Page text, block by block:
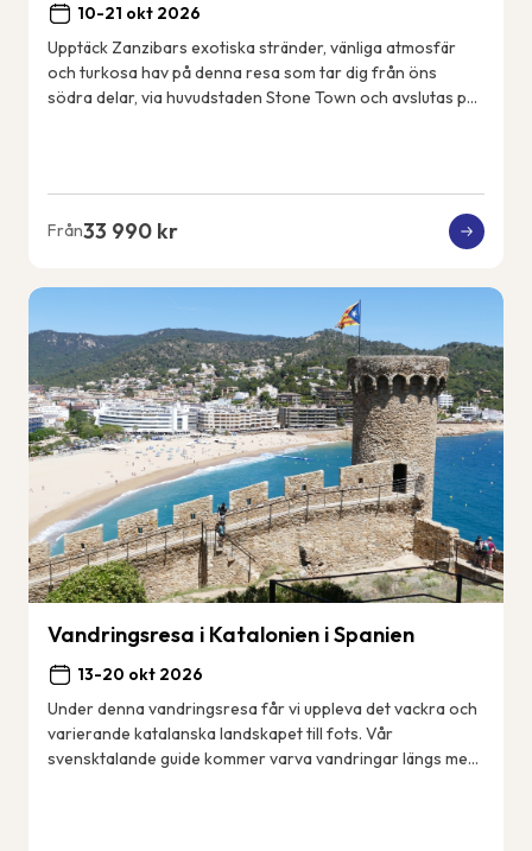
10-21 okt 2026
Upptäck Zanzibars exotiska stränder, vänliga atmosfär
och turkosa hav på denna resa som tar dig från öns
södra delar, via huvudstaden Stone Town och avslutas på
Från33 990 kr
Vandringsresa i Katalonien i Spanien
13-20 okt 2026
Under denna vandringsresa får vi uppleva det vackra och
varierande katalanska landskapet till fots. Vår
svensktalande guide kommer varva vandringar längs med